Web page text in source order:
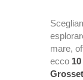
mare,
ecco